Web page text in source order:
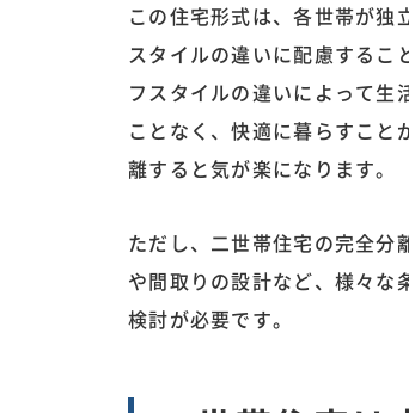
この住宅形式は、各世帯が独
スタイルの違いに配慮するこ
フスタイルの違いによって生
ことなく、快適に暮らすこと
離すると気が楽になります。
ただし、二世帯住宅の完全分
や間取りの設計など、様々な
検討が必要です。